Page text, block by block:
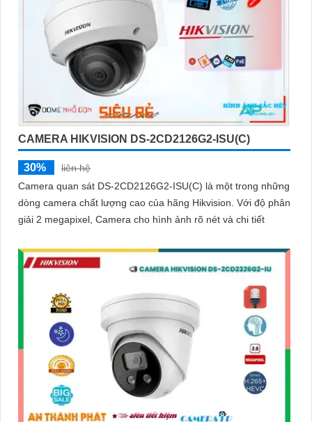
CAMERA HIKVISION DS-2CD2126G2-ISU(C)
30%
liên hệ
Camera quan sát DS-2CD2126G2-ISU(C) là một trong những
dòng camera chất lượng cao của hãng Hikvision. Với độ phân
giải 2 megapixel, Camera cho hình ảnh rõ nét và chi tiết